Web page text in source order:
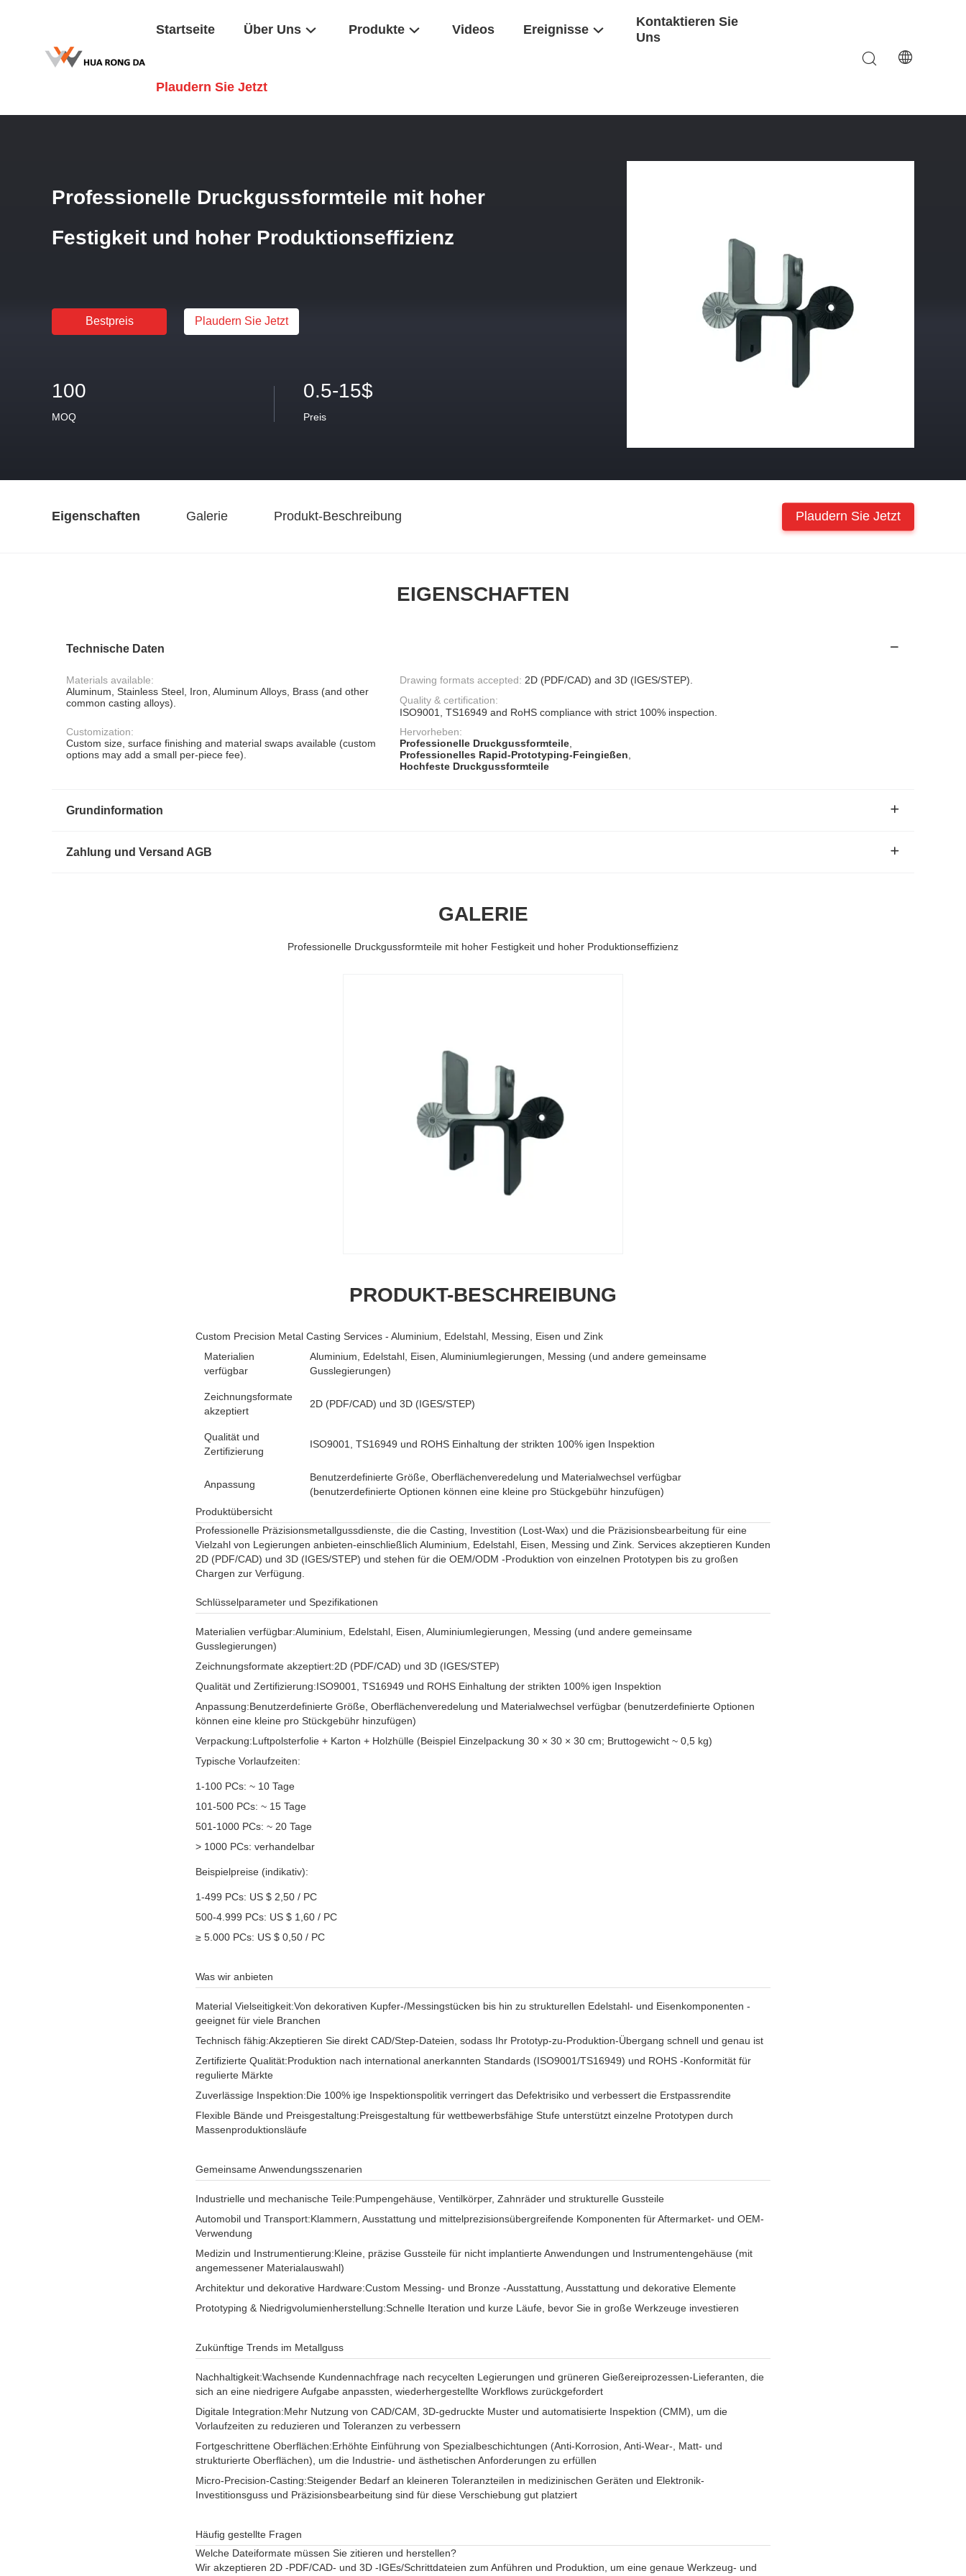
Startseite Über Uns Produkte Videos Ereignisse
Kontaktieren Sie
Uns
Plaudern Sie Jetzt
Professionelle Druckgussformteile mit hoher
Festigkeit und hoher Produktionseffizienz
Bestpreis Plaudern Sie Jetzt
100
MOQ
0.5-15$
Preis
Eigenschaften Galerie Produkt-Beschreibung Plaudern Sie Jetzt
EIGENSCHAFTEN
Technische Daten
Materials available:
Aluminum, Stainless Steel, Iron, Aluminum Alloys, Brass (and other
common casting alloys).
Drawing formats accepted: 2D (PDF/CAD) and 3D (IGES/STEP).
Quality & certification:
ISO9001, TS16949 and RoHS compliance with strict 100% inspection.
Customization:
Custom size, surface finishing and material swaps available (custom
options may add a small per-piece fee).
Hervorheben:
Professionelle Druckgussformteile
Professionelles Rapid-Prototyping-Feingießen
Hochfeste Druckgussformteile
Grundinformation
Zahlung und Versand AGB
GALERIE
Professionelle Druckgussformteile mit hoher Festigkeit und hoher Produktionseffizienz
PRODUKT-BESCHREIBUNG
Custom Precision Metal Casting Services - Aluminium, Edelstahl, Messing, Eisen und Zink
Materialien
verfügbar
Aluminium, Edelstahl, Eisen, Aluminiumlegierungen, Messing (und andere gemeinsame
Gusslegierungen)
Zeichnungsformate
akzeptiert
2D (PDF/CAD) und 3D (IGES/STEP)
Qualität und
Zertifizierung
ISO9001, TS16949 und ROHS Einhaltung der strikten 100% igen Inspektion
Anpassung
Benutzerdefinierte Größe, Oberflächenveredelung und Materialwechsel verfügbar
(benutzerdefinierte Optionen können eine kleine pro Stückgebühr hinzufügen)
Produktübersicht
Professionelle Präzisionsmetallgussdienste, die die Casting, Investition (Lost-Wax) und die Präzisionsbearbeitung für eine
Vielzahl von Legierungen anbieten-einschließlich Aluminium, Edelstahl, Eisen, Messing und Zink. Services akzeptieren Kunden
2D (PDF/CAD) und 3D (IGES/STEP) und stehen für die OEM/ODM -Produktion von einzelnen Prototypen bis zu großen
Chargen zur Verfügung.
Schlüsselparameter und Spezifikationen
Materialien verfügbar:Aluminium, Edelstahl, Eisen, Aluminiumlegierungen, Messing (und andere gemeinsame
Gusslegierungen)
Zeichnungsformate akzeptiert:2D (PDF/CAD) und 3D (IGES/STEP)
Qualität und Zertifizierung:ISO9001, TS16949 und ROHS Einhaltung der strikten 100% igen Inspektion
Anpassung:Benutzerdefinierte Größe, Oberflächenveredelung und Materialwechsel verfügbar (benutzerdefinierte Optionen
können eine kleine pro Stückgebühr hinzufügen)
Verpackung:Luftpolsterfolie + Karton + Holzhülle (Beispiel Einzelpackung 30 × 30 × 30 cm; Bruttogewicht ~ 0,5 kg)
Typische Vorlaufzeiten:
1-100 PCs: ~ 10 Tage
101-500 PCs: ~ 15 Tage
501-1000 PCs: ~ 20 Tage
> 1000 PCs: verhandelbar
Beispielpreise (indikativ):
1-499 PCs: US $ 2,50 / PC
500-4.999 PCs: US $ 1,60 / PC
≥ 5.000 PCs: US $ 0,50 / PC
Was wir anbieten
Material Vielseitigkeit:Von dekorativen Kupfer-/Messingstücken bis hin zu strukturellen Edelstahl- und Eisenkomponenten -
geeignet für viele Branchen
Technisch fähig:Akzeptieren Sie direkt CAD/Step-Dateien, sodass Ihr Prototyp-zu-Produktion-Übergang schnell und genau ist
Zertifizierte Qualität:Produktion nach international anerkannten Standards (ISO9001/TS16949) und ROHS -Konformität für
regulierte Märkte
Zuverlässige Inspektion:Die 100% ige Inspektionspolitik verringert das Defektrisiko und verbessert die Erstpassrendite
Flexible Bände und Preisgestaltung:Preisgestaltung für wettbewerbsfähige Stufe unterstützt einzelne Prototypen durch
Massenproduktionsläufe
Gemeinsame Anwendungsszenarien
Industrielle und mechanische Teile:Pumpengehäuse, Ventilkörper, Zahnräder und strukturelle Gussteile
Automobil und Transport:Klammern, Ausstattung und mittelprezisionsübergreifende Komponenten für Aftermarket- und OEM-
Verwendung
Medizin und Instrumentierung:Kleine, präzise Gussteile für nicht implantierte Anwendungen und Instrumentengehäuse (mit
angemessener Materialauswahl)
Architektur und dekorative Hardware:Custom Messing- und Bronze -Ausstattung, Ausstattung und dekorative Elemente
Prototyping & Niedrigvolumienherstellung:Schnelle Iteration und kurze Läufe, bevor Sie in große Werkzeuge investieren
Zukünftige Trends im Metallguss
Nachhaltigkeit:Wachsende Kundennachfrage nach recycelten Legierungen und grüneren Gießereiprozessen-Lieferanten, die
sich an eine niedrigere Aufgabe anpassten, wiederhergestellte Workflows zurückgefordert
Digitale Integration:Mehr Nutzung von CAD/CAM, 3D-gedruckte Muster und automatisierte Inspektion (CMM), um die
Vorlaufzeiten zu reduzieren und Toleranzen zu verbessern
Fortgeschrittene Oberflächen:Erhöhte Einführung von Spezialbeschichtungen (Anti-Korrosion, Anti-Wear-, Matt- und
strukturierte Oberflächen), um die Industrie- und ästhetischen Anforderungen zu erfüllen
Micro-Precision-Casting:Steigender Bedarf an kleineren Toleranzteilen in medizinischen Geräten und Elektronik-
Investitionsguss und Präzisionsbearbeitung sind für diese Verschiebung gut platziert
Häufig gestellte Fragen
Welche Dateiformate müssen Sie zitieren und herstellen?
Wir akzeptieren 2D -PDF/CAD- und 3D -IGEs/Schrittdateien zum Anführen und Produktion, um eine genaue Werkzeug- und